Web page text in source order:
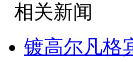
相关新闻
镀高尔凡格